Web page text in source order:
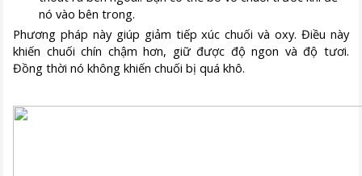
nó vào bên trong.
Phương pháp này giúp giảm tiếp xúc chuối và oxy. Điều này
khiến chuối chín chậm hơn, giữ được độ ngon và độ tươi.
Đồng thời nó không khiến chuối bị quá khô.